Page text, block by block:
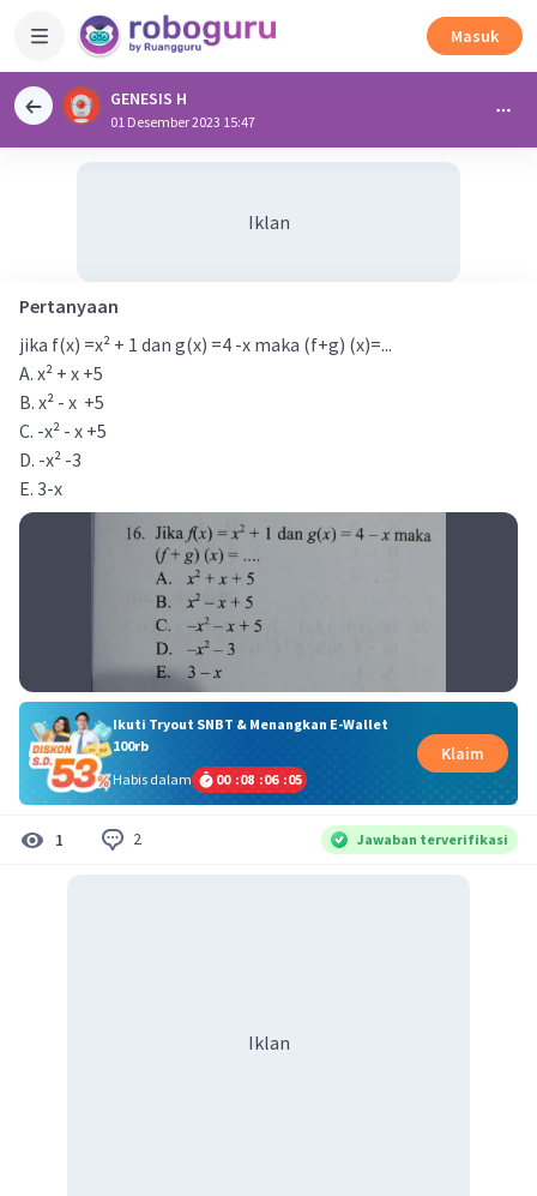
Masuk
GENESIS H
01 Desember 2023 15:47
Iklan
Pertanyaan
jika f(x) =x² + 1 dan g(x) =4 -x maka (f+g) (x)=...
A. x² + x +5
B. x² - x +5
C. -x² - x +5
D. -x² -3
E. 3-x
Ikuti Tryout SNBT & Menangkan E-Wallet
100rb
Habis dalam
00 :08 :06 :05
Klaim
1 2 Jawaban terverifikasi
Iklan